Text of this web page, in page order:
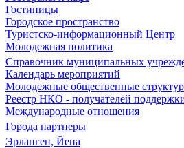
Гостиницы
Городское пространство
Туристско-информационный Центр
Молодежная политика
Справочник муниципальных
Календарь мероприятий
Молодежные общественные
Реестр НКО - получателей
Международные отношения
Города партнеры
Эрланген, Йена